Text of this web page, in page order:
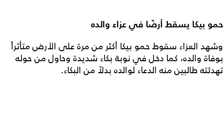
حمو بيكا يسقط أرضًا في عزاء والده
وشهد العزاء سقوط حمو بيكا أكثر من مرة على الأرض متأثراً
بوفاة والده، كما دخل في نوبة بكاء شديدة وحاول من حوله
تهدئته طالبين منه الدعاء لوالده بدلاً من البكاء.